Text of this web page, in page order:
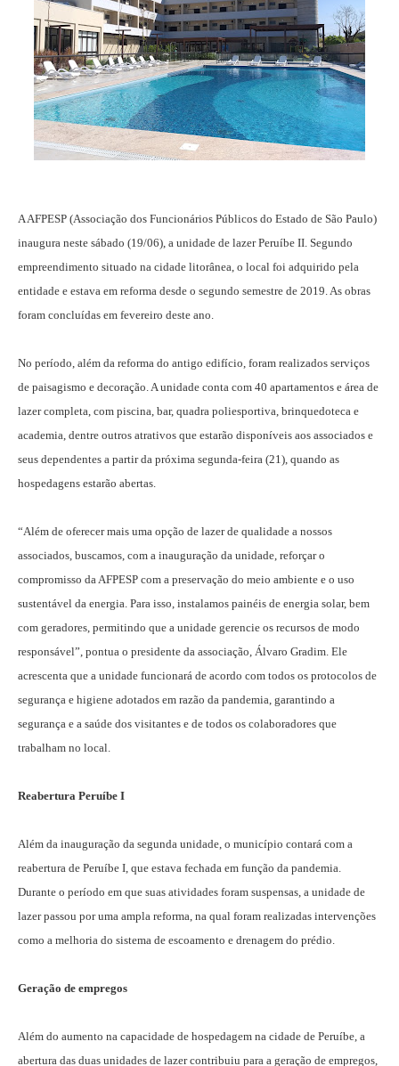
A AFPESP (Associação dos Funcionários Públicos do Estado de São Paulo)
inaugura neste sábado (19/06), a unidade de lazer Peruíbe II. Segundo
empreendimento situado na cidade litorânea, o local foi adquirido pela
entidade e estava em reforma desde o segundo semestre de 2019. As obras
foram concluídas em fevereiro deste ano.
No período, além da reforma do antigo edifício, foram realizados serviços
de paisagismo e decoração. A unidade conta com 40 apartamentos e área de
lazer completa, com piscina, bar, quadra poliesportiva, brinquedoteca e
academia, dentre outros atrativos que estarão disponíveis aos associados e
seus dependentes a partir da próxima segunda-feira (21), quando as
hospedagens estarão abertas.
“Além de oferecer mais uma opção de lazer de qualidade a nossos
associados, buscamos, com a inauguração da unidade, reforçar o
compromisso da AFPESP com a preservação do meio ambiente e o uso
sustentável da energia. Para isso, instalamos painéis de energia solar, bem
com geradores, permitindo que a unidade gerencie os recursos de modo
responsável”, pontua o presidente da associação, Álvaro Gradim. Ele
acrescenta que a unidade funcionará de acordo com todos os protocolos de
segurança e higiene adotados em razão da pandemia, garantindo a
segurança e a saúde dos visitantes e de todos os colaboradores que
trabalham no local.
Reabertura Peruíbe I
Além da inauguração da segunda unidade, o município contará com a
reabertura de Peruíbe I, que estava fechada em função da pandemia.
Durante o período em que suas atividades foram suspensas, a unidade de
lazer passou por uma ampla reforma, na qual foram realizadas intervenções
como a melhoria do sistema de escoamento e drenagem do prédio.
Geração de empregos
Além do aumento na capacidade de hospedagem na cidade de Peruíbe, a
abertura das duas unidades de lazer contribuiu para a geração de empregos,